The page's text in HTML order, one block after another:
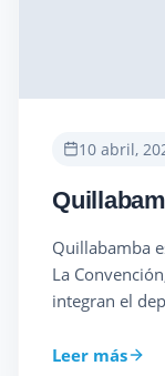
10 abril,
Quillabamba
La
integran el
Leer más